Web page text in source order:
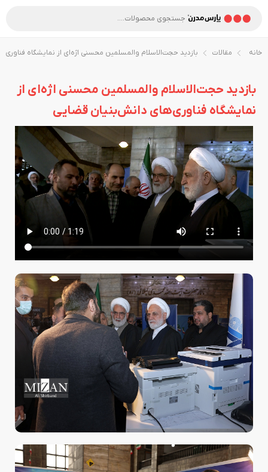
خانه مقالات بازدید حجت‌الاسلام والمسلمین محسنی اژه‌ای از نمایشگاه
بازدید حجت‌الاسلام والمسلمین محسنی اژه‌ای از
نمایشگاه فناوری‌های دانش‌بنیان قضایی